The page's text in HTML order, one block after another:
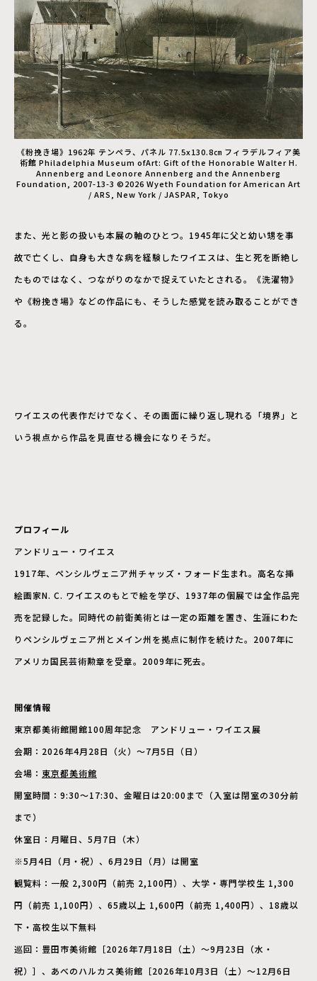
《粉挽き場》1962年 テンペラ、パネル 77.5x130.8㎝ フィラデルフィア美
術館 Philadelphia Museum ofArt: Gift of the Honorable Walter H.
Annenberg and Leonore Annenberg and the Annenberg
Foundation, 2007-13-3 ©2026 Wyeth Foundation for American Art
/ ARS, New York / JASPAR, Tokyo
また、光と影の扱いも本展の軸のひとつ。1945年に父と幼い甥を事
故で亡くし、自身も大きな病を経験したワイエスは、生と死を断絶し
たものではなく、つながりのなかで捉えていたとされる。《洗濯物》
や《粉挽き場》などの作品にも、そうした感覚を読み取ることができ
る。
ワイエスの代表作だけでなく、その画面に繰り返し現れる「境界」と
いう視点から作品を見直せる機会になりそうだ。
プロフィール
アンドリュー・ワイエス
1917年、ペンシルヴェニア州チャッズ・フォード生まれ。高名な挿
絵画家N. C. ワイエスのもとで絵を学び、1937年の個展では全作品完
売を記録した。同時代の前衛美術とは一定の距離を置き、生涯にわた
りペンシルヴェニア州とメイン州を拠点に制作を続けた。2007年に
アメリカ国民芸術勲章を受章。2009年に死去。
開催情報
東京都美術館開館100周年記念 アンドリュー・ワイエス展
会期：2026年4月28日（火）～7月5日（日）
会場： 東京都美術館
開室時間：9:30～17:30、金曜日は20:00まで（入室は閉室の30分前
まで）
休室日：月曜日、5月7日（木）
※5月4日（月・祝）、6月29日（月）は開室
観覧料：一般 2,300円（前売 2,100円）、大学・専門学校生 1,300
円（前売 1,100円）、65歳以上 1,600円（前売 1,400円）、18歳以
下・高校生以下無料
巡回：豊田市美術館［2026年7月18日（土）～9月23日（水・
祝）］、あべのハルカス美術館［2026年10月3日（土）～12月6日